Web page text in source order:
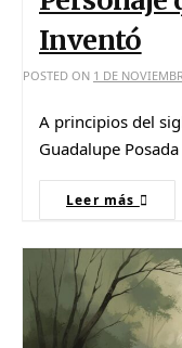
Inventó
POSTED ON 1 DE
A principios del
Guadalupe
Leer más